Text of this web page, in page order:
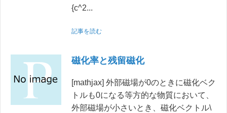
{c^2...
記事を読む
磁化率と残留磁化
[mathjax] 外部磁場が0のときに磁化ベク
トルも0になる等方的な物質において、
外部磁場が小さいとき、磁化ベクトル\